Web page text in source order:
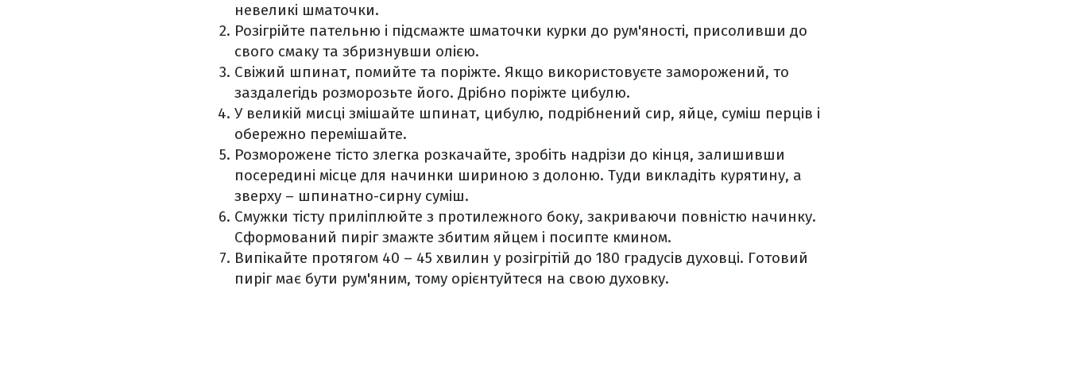
невеликі шматочки.
Розігрійте пательню і підсмажте шматочки курки до рум'яності, присоливши до
свого смаку та збризнувши олією.
Свіжий шпинат, помийте та поріжте. Якщо використовуєте заморожений, то
заздалегідь розморозьте його. Дрібно поріжте цибулю.
У великій мисці змішайте шпинат, цибулю, подрібнений сир, яйце, суміш перців і
обережно перемішайте.
Розморожене тісто злегка розкачайте, зробіть надрізи до кінця, залишивши
посередині місце для начинки шириною з долоню. Туди викладіть курятину, а
зверху – шпинатно-сирну суміш.
Смужки тісту приліплюйте з протилежного боку, закриваючи повністю начинку.
Сформований пиріг змажте збитим яйцем і посипте кмином.
Випікайте протягом 40 – 45 хвилин у розігрітій до 180 градусів духовці. Готовий
пиріг має бути рум'яним, тому орієнтуйтеся на свою духовку.